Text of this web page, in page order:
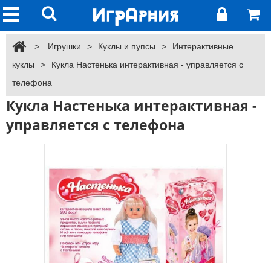
> Игрушки > Куклы и пупсы >
Интерактивные
куклы
>
Кукла Настенька интерактивная - управляется с
телефона
Кукла Настенька интерактивная -
управляется с телефона